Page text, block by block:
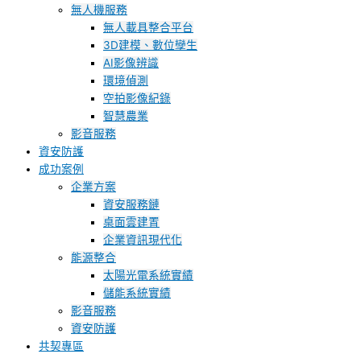
無人機服務
無人載具整合平台
3D建模、數位孿生
AI影像辨識
環境偵測
空拍影像紀錄
智慧農業
影音服務
資安防護
成功案例
企業方案
資安服務鏈
桌面雲建置
企業資訊現代化
能源整合
太陽光電系統實績
儲能系統實績
影音服務
資安防護
共契專區